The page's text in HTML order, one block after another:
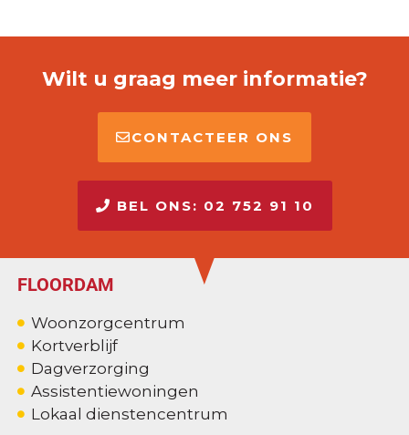
Wilt u graag meer informatie?
CONTACTEER ONS
BEL ONS: 02 752 91 10
FLOORDAM
Woonzorgcentrum
Kortverblijf
Dagverzorging
Assistentiewoningen
Lokaal dienstencentrum